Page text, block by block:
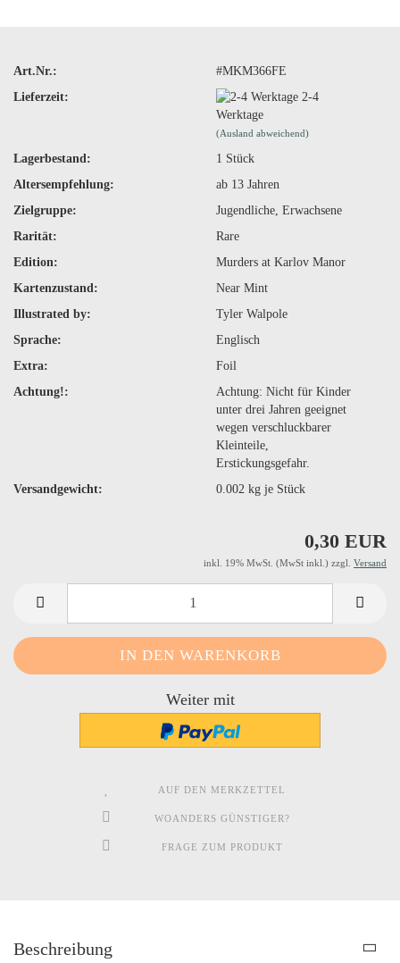
Art.Nr.:
#MKM366FE
Lieferzeit:
2-4
Werktage
(Ausland abweichend)
Lagerbestand: 1 Stück
Altersempfehlung:
ab 13 Jahren
Zielgruppe:
Jugendliche, Erwachsene
Rarität:
Rare
Edition:
Murders at Karlov Manor
Kartenzustand:
Near Mint
Illustrated by:
Tyler Walpole
Sprache:
Englisch
Extra:
Foil
Achtung!:
Achtung: Nicht für Kinder
unter drei Jahren geeignet
wegen verschluckbarer
Kleinteile,
Erstickungsgefahr.
Versandgewicht:
0.002kg je Stück
0,30 EUR
inkl. 19% MwSt. (MwSt inkl.) zzgl. Versand
Weiter mit
AUF DEN MERKZETTEL
WOANDERS GÜNSTIGER?
FRAGE ZUM PRODUKT
Beschreibung